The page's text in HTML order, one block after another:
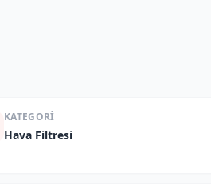
KATEGORI
Hava Filtresi